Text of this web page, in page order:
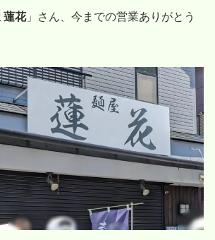
蓮花」さん、今までの営業ありがとう